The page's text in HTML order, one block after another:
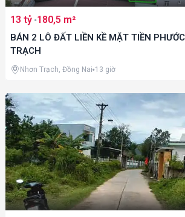
13 tỷ 180,5 m²
BÁN 2 LÔ ĐẤT LIỀN KỀ MẶT TIỀN
TRẠCH
Nhơn Trạch, Đồng Nai 13 giờ